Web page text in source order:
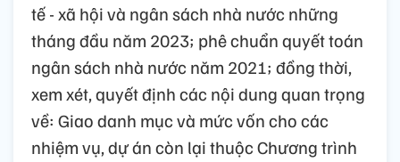
tế - xã hội và ngân sách nhà nước những
tháng đầu năm 2023; phê chuẩn quyết toán
ngân sách nhà nước năm 2021; đồng thời,
xem xét, quyết định các nội dung quan trọng
về: Giao danh mục và mức vốn cho các
nhiệm vụ, dự án còn lại thuộc Chương trình